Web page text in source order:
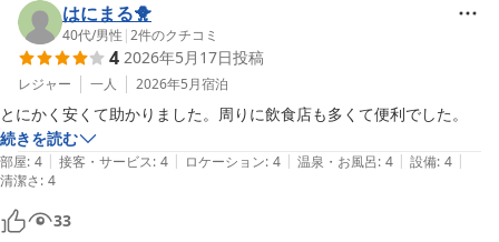
お部屋につきましてはコンパクトな造りのためご不便をおかけした
部分もあったかと存じますが、寝るだけであれば十分とのお声をい
ただき、安心いたしました。
また、清潔さやフロントスタッフの対応について好印象を持ってい
ただけたことは、スタッフ一同の励みになります。
今後も快適にお過ごしいただけるよう、できる限りの改善と工夫に
努めてまいります。
またお近くへお越しの際には、ぜひ当館をご利用いただけますと幸
はにまる🐥
40代/男性 |2件のクチコミ
4 2026年5月17日投稿
レジャー 一人 2026年5月宿泊
とにかく安くて助かりました。周りに飲食店も多くて便利でした。
続きを読む
部屋: 4 | 接客・サービス: 4 | ロケーション: 4 | 温泉・お風呂: 4 | 設備: 4 |
清潔さ: 4
33